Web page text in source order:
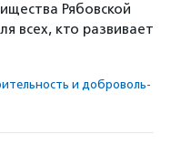
Рябовской
всех, кто развивает
и доброволь­